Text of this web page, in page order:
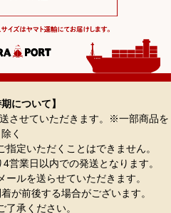
期について】
させていただきます。※一部商品を
除く
指定いただくことはできません。
業日以内での発送となります。
ルを送らせていただきます。
が前後する場合がございます。
了承ください。